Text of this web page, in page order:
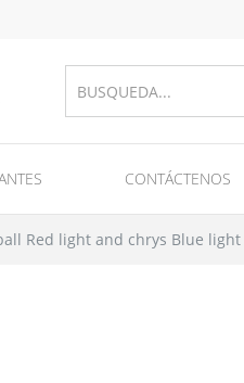
CONTÁCTENOS
Red light and chrys Blue